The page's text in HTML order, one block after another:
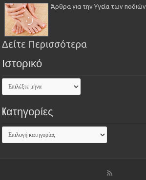
Άρθρα για την Υγεία των ποδιών
Δείτε Περισσότερα
Ιστορικό
Kατηγορίες